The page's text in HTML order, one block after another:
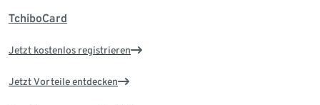
TchiboCard
Jetzt kostenlos registrieren
Jetzt Vorteile entdecken